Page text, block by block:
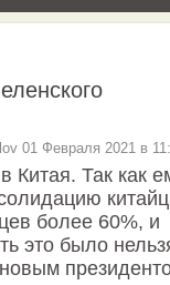
01 Февраля 2021 в
Китая. Так как
более 60%, и
это было